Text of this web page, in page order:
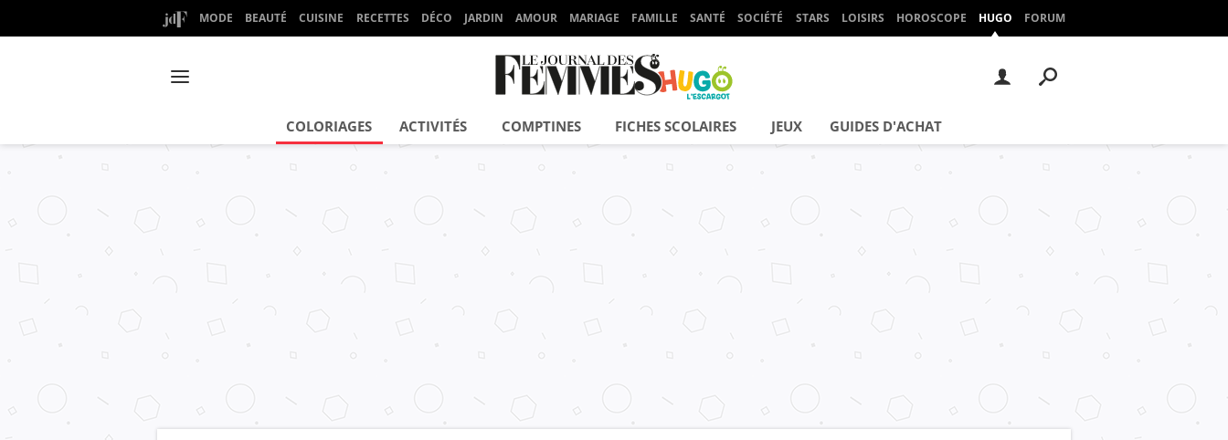
MODE BEAUTÉ CUISINE RECETTES DÉCO JARDIN AMOUR MARIAGE FAMILLE SANTÉ SOCIÉTÉ STARS LOISIRS HOROSCOPE HUGO FORUM
COLORIAGES ACTIVITÉS COMPTINES FICHES SCOLAIRES JEUX GUIDES D'ACHAT